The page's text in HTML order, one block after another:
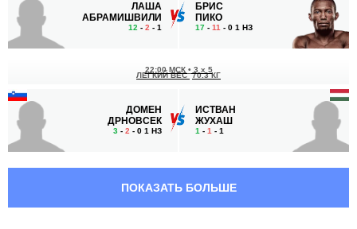
ЛАША
АБРАМИШВИЛИ
12 - 2 - 1
БРИС
ПИКО
17 - 11 - 0 1 НЗ
ДОМЕН
ДРНОВСЕК
3 - 2 - 0 1 НЗ
22:00 МСК • 3 x 5
ЛЕГКИЙ ВЕС 70.3 КГ
ИСТВАН
ЖУХАШ
1 - 1 - 1
ПОКАЗАТЬ БОЛЬШЕ